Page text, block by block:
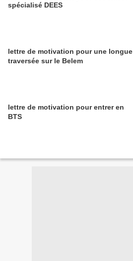
spécialisé DEES
lettre de motivation pour une longue
traversée sur le Belem
lettre de motivation pour entrer en
BTS